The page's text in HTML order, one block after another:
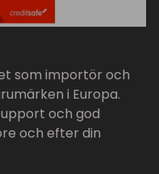
som importör och
i Europa.
och god
och efter din